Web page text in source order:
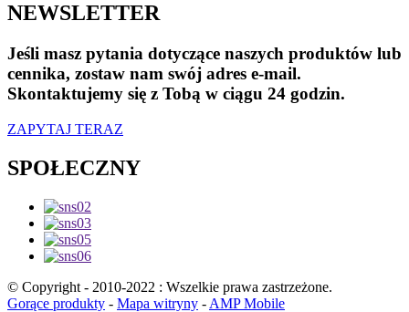
NEWSLETTER
Jeśli masz pytania dotyczące naszych produktów lub
cennika, zostaw nam swój adres e-mail.
Skontaktujemy się z Tobą w ciągu 24 godzin.
ZAPYTAJ TERAZ
SPOŁECZNY
© Copyright - 2010-2022 : Wszelkie prawa zastrzeżone.
Gorące produkty - Mapa witryny - AMP Mobile